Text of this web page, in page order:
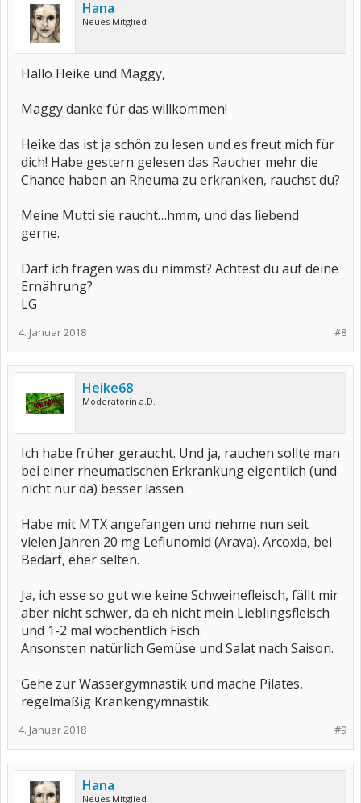
Hana
Neues Mitglied
Hallo Heike und Maggy,
Maggy danke für das willkommen!
Heike das ist ja schön zu lesen und es freut mich für
dich! Habe gestern gelesen das Raucher mehr die
Chance haben an Rheuma zu erkranken, rauchst du?
Meine Mutti sie raucht…hmm, und das liebend
gerne.
Darf ich fragen was du nimmst? Achtest du auf deine
Ernährung?
LG
#8
4. Januar 2018
Heike68
Moderatorin a.D.
Ich habe früher geraucht. Und ja, rauchen sollte man
bei einer rheumatischen Erkrankung eigentlich (und
nicht nur da) besser lassen.
Habe mit MTX angefangen und nehme nun seit
vielen Jahren 20 mg Leflunomid (Arava). Arcoxia, bei
Bedarf, eher selten.
Ja, ich esse so gut wie keine Schweinefleisch, fällt mir
aber nicht schwer, da eh nicht mein Lieblingsfleisch
und 1-2 mal wöchentlich Fisch.
Ansonsten natürlich Gemüse und Salat nach Saison.
Gehe zur Wassergymnastik und mache Pilates,
regelmäßig Krankengymnastik.
#9
4. Januar 2018
Hana
Neues Mitglied